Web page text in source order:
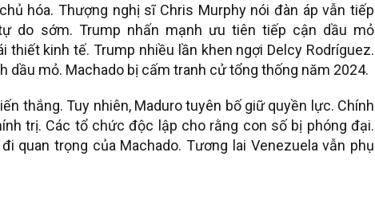
hóa. Thượng nghị sĩ Chris Murphy nói đàn áp vẫn tiếp
do sớm. Trump nhấn mạnh ưu tiên tiếp cận dầu mỏ
thiết kinh tế. Trump nhiều lần khen ngợi Delcy Rodríguez.
dầu mỏ. Machado bị cấm tranh cử tổng thống năm 2024.
thắng. Tuy nhiên, Maduro tuyên bố giữ quyền lực. Chính
trị. Các tổ chức độc lập cho rằng con số bị phóng đại.
quan trọng của Machado. Tương lai Venezuela vẫn phụ